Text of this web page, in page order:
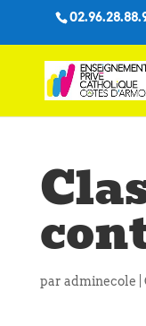
par adminecole